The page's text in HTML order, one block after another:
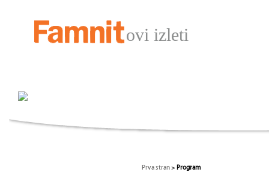
ovi izleti
Prva stran> Program